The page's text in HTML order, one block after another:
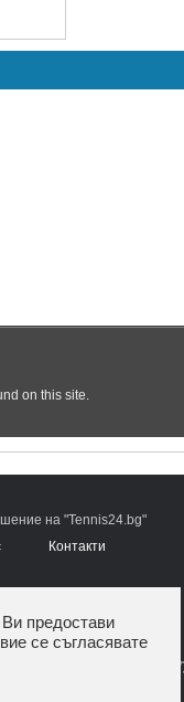
на "Tennis24.bg"
Контакти
Ви предостави
се съгласявате